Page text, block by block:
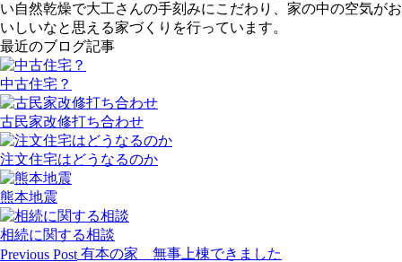
い自然乾燥で大工さんの手刻みにこだわり、家の中の空気がお
いしいなと思える家づくりを行っています。
最近のブログ記事
中古住宅？
古民家改修打ち合わせ
注文住宅はどうなるのか
熊本地震
相続に関する相談
投
Previous Post 有本の家 無事上棟できました